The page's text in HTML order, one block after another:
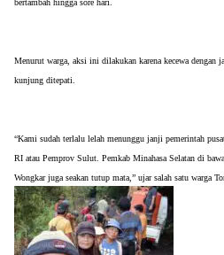
bertambah hingga sore hari.
Menurut warga, aksi ini dilakukan karena kecewa dengan
kunjung ditepati.
“Kami sudah terlalu lelah menunggu janji pemerintah
RI atau Pemprov Sulut. Pemkab Minahasa Selatan di
Wongkar juga seakan tutup mata,” ujar salah satu warga